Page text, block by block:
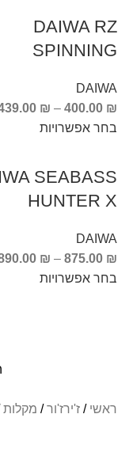
DAIWA RZ
SPINNING
DAIWA
400.00 ₪
–
₪
בחר אפשרויות
SEABASS
HUNTER X
DAIWA
875.00 ₪
–
₪
בחר אפשרויות
ראשי / ז'ירז'ור/ מקלות